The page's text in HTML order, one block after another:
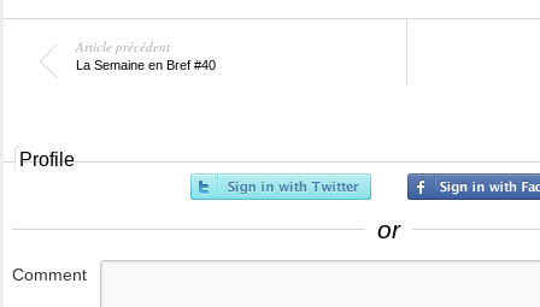
Article précédent
La Semaine en Bref #40
Profile
or
Comment